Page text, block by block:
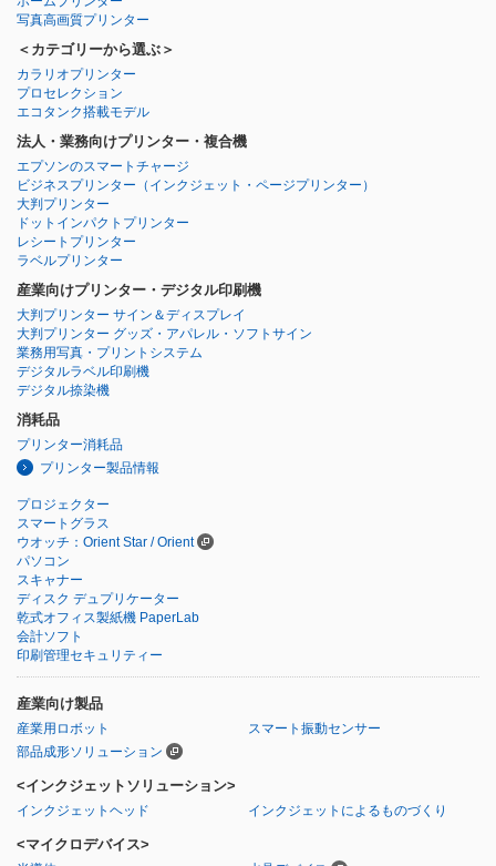
写真高画質プリンター
＜カテゴリーから選ぶ＞
カラリオプリンター
プロセレクション
エコタンク搭載モデル
法人・業務向けプリンター・複合機
エプソンのスマートチャージ
ビジネスプリンター （インクジェット・ページプリンター）
大判プリンター
ドットインパクトプリンター
レシートプリンター
ラベルプリンター
産業向けプリンター・デジタル印刷機
大判プリンター サイン＆ディスプレイ
大判プリンター グッズ・アパレル・ソフトサイン
業務用写真・プリントシステム
デジタルラベル印刷機
デジタル捺染機
消耗品
プリンター消耗品
プリンター製品情報
プロジェクター
スマートグラス
ウオッチ：Orient Star / Orient
パソコン
スキャナー
ディスク デュプリケーター
乾式オフィス製紙機 PaperLab
会計ソフト
印刷管理セキュリティー
産業向け製品
産業用ロボット
スマート振動センサー
部品成形ソリューション
<インクジェットソリューション>
インクジェットヘッド インクジェットによるものづくり
<マイクロデバイス>